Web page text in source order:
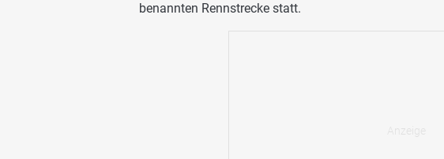
benannten Rennstrecke statt.